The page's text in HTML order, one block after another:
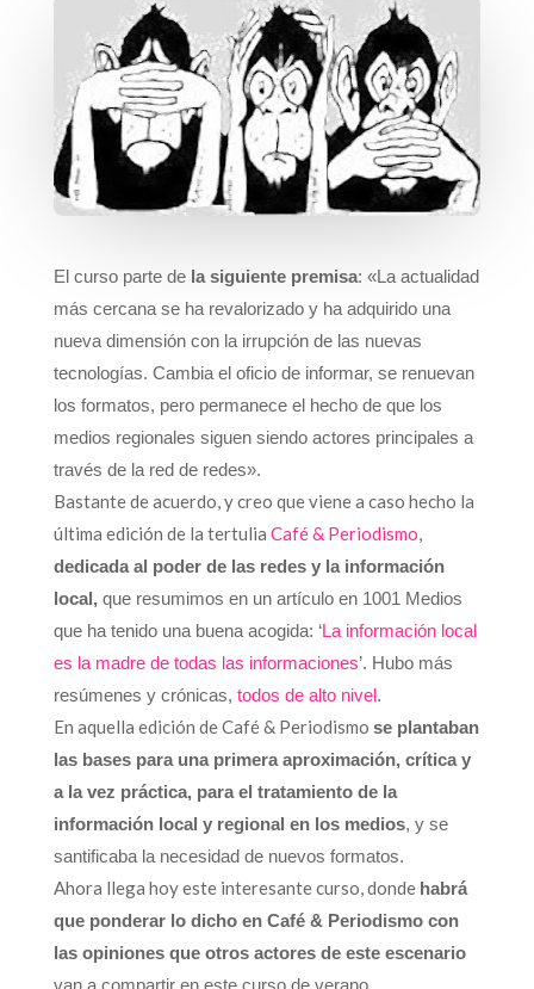
El curso parte de la siguiente premisa: «La actualidad
más cercana se ha revalorizado y ha adquirido una
nueva dimensión con la irrupción de las nuevas
tecnologías. Cambia el oficio de informar, se renuevan
los formatos, pero permanece el hecho de que los
medios regionales siguen siendo actores principales a
través de la red de redes».
Bastante de acuerdo, y creo que viene a caso hecho la
última edición de la tertulia Café & Periodismo,
dedicada al poder de las redes y la información
local,que resumimos en un artículo en 1001 Medios
que ha tenido una buena acogida: ‘La información local
es la madre de todas las informaciones’. Hubo más
resúmenes y crónicas, todos de alto nivel.
En aquella edición de Café & Periodismo se plantaban
las bases para una primera aproximación, crítica y
a la vez práctica, para el tratamiento de la
información local y regional en los medios, y se
santificaba la necesidad de nuevos formatos.
Ahora llega hoy este interesante curso, donde habrá
que ponderar lo dicho en Café & Periodismocon
las opiniones que otros actores de este escenario
van a compartir en este curso de verano.